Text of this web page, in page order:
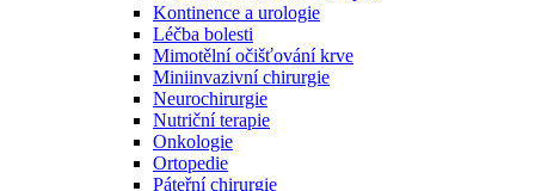
Odborné ambulance
Naše specializované ambulance jsou tu pro vás. Zvolte
specializaci a město, které potřebujete, a objednejte se do naší
ambulance.
Kontinence a urologie
Léčba bolesti
Mimotělní očišťování krve
Miniinvazivní chirurgie
Neurochirurgie
Nutriční terapie
Onkologie
Ortopedie
Páteřní chirurgie